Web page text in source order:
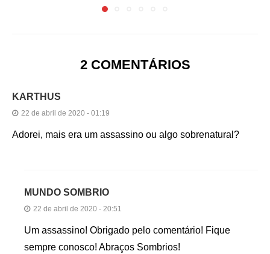
2 COMENTÁRIOS
KARTHUS
22 de abril de 2020 - 01:19
Adorei, mais era um assassino ou algo sobrenatural?
MUNDO SOMBRIO
22 de abril de 2020 - 20:51
Um assassino! Obrigado pelo comentário! Fique
sempre conosco! Abraços Sombrios!